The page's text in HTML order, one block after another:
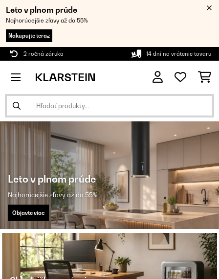
Leto v plnom prúde
Najhorúcejšie zľavy až do 55%
Nakupujte teraz
2 ročná záruka 14 dní na vrátenie tovaru
Leto v plnom prúde
Najhorúcejšie zľavy až do 55%
Objavte viac